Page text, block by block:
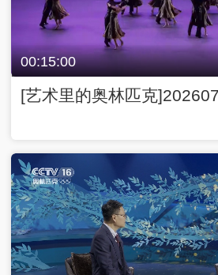
00:15:00
[艺术里的奥林匹克